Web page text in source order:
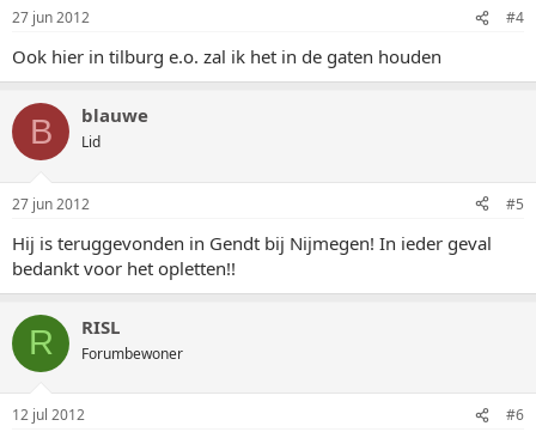
27 jun 2012 #4
Ook hier in tilburg e.o. zal ik het in de gaten houden
B blauwe
Lid
27 jun 2012 #5
Hij is teruggevonden in Gendt bij Nijmegen! In ieder geval
bedankt voor het opletten!!
R RISL
Forumbewoner
12 jul 2012 #6